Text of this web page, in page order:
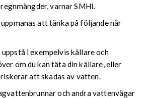
varnar SMHI.
att tänka på följande när
i exempelvis källare och
om du kan täta din källare, eller
att skadas av vatten.
och andra vattenvägar